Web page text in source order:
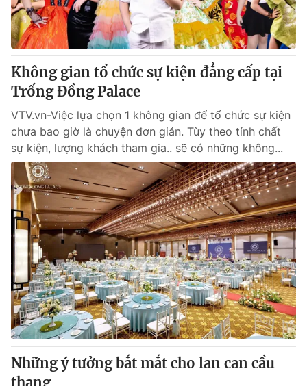
Không gian tổ chức sự kiện đẳng cấp tại
Trống Đồng Palace
VTV.vn-Việc lựa chọn 1 không gian để tổ chức sự kiện
chưa bao giờ là chuyện đơn giản. Tùy theo tính chất
sự kiện, lượng khách tham gia.. sẽ có những không...
Những ý tưởng bắt mắt cho lan can cầu
thang